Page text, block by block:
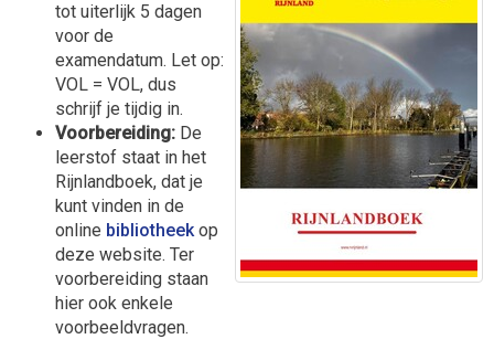
tot uiterlijk 5 dagen
voor de
examendatum. Let op:
VOL = VOL, dus
schrijf je tijdig in.
Voorbereiding: De
leerstof staat in het
Rijnlandboek, dat je
kunt vinden in de
online bibliotheekop
deze website. Ter
voorbereiding staan
hier ook enkele
voorbeeldvragen.